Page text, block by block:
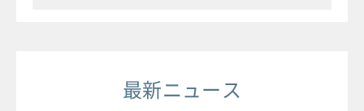
最新ニュース